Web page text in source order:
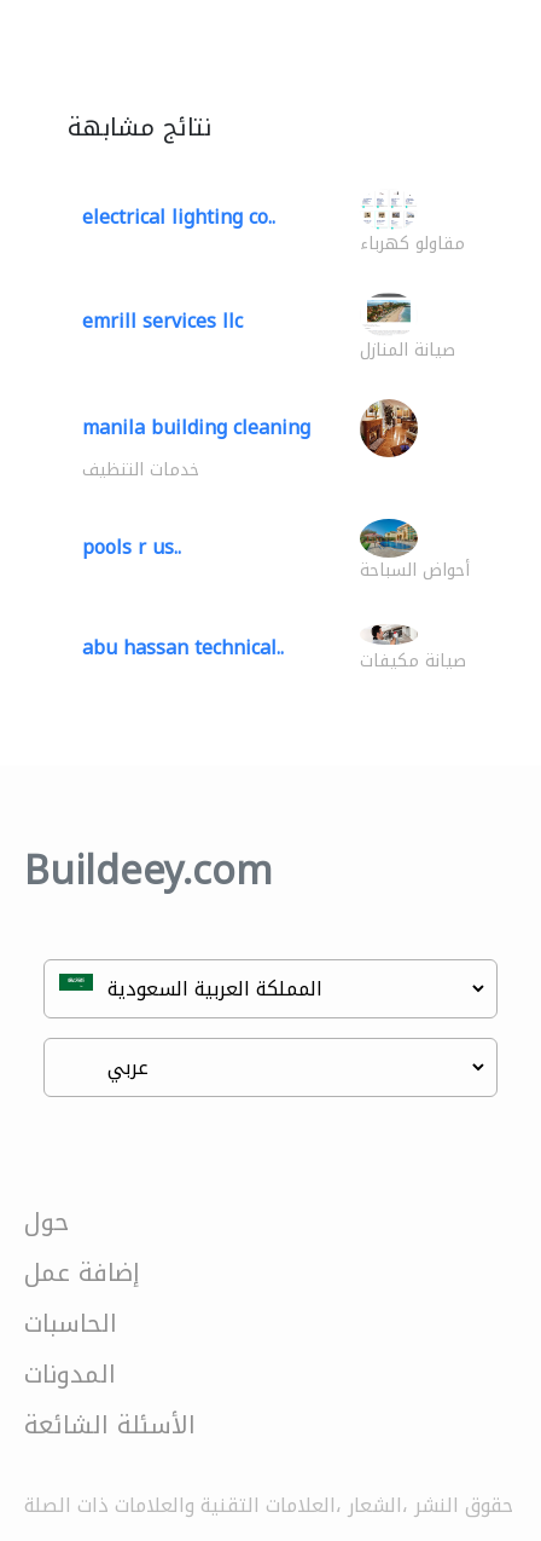
نتائج مشابهة
electrical lighting co..
مقاولو كهرباء
emrill services llc
صيانة المنازل
manila building cleaning
خدمات التنظيف
pools r us..
أحواض السباحة
abu hassan technical.. صيانة مكيفات
Buildeey.com
حول
إضافة عمل
الحاسبات
المدونات
الأسئلة الشائعة
حقوق النشر ،الشعار ،العلامات التقنية والعلامات ذات الصلة